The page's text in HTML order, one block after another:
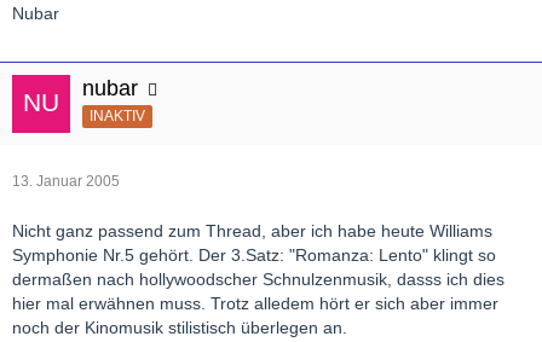
Nubar
nubar
INAKTIV
13. Januar 2005
Nicht ganz passend zum Thread, aber ich habe heute Williams
Symphonie Nr.5 gehört. Der 3.Satz: "Romanza: Lento" klingt so
dermaßen nach hollywoodscher Schnulzenmusik, dasss ich dies
hier mal erwähnen muss. Trotz alledem hört er sich aber immer
noch der Kinomusik stilistisch überlegen an.